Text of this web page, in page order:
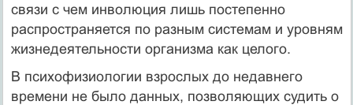
связи с чем инволюция лишь постепенно
распространяется по разным системам и уровням
жизнедеятельности организма как целого.
В психофизиологии взрослых до недавнего
времени не было данных, позволяющих судить о